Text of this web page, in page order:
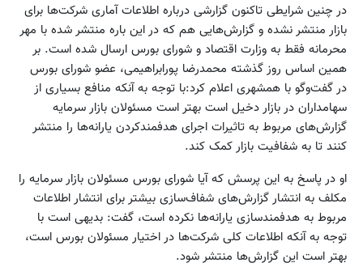
در چنین شرایطی تاکنون گزارشی درباره اطلاعات آماری شرکت‌ها برای
بازار منتشر نشده و گزارش‌هایی هم که در این باره منتشر شده با مهر
محرمانه فقط به وزارت اقتصاد و شورای بورس ارسال شده است. بر
همین اساس روز گذشته محمدرضا پورابراهیمی، عضو شورای بورس
در گفت‌وگو با همشهری اعلام کرد:با توجه به آنکه منافع بسیاری از
سهامداران در بازار دخیل است بهتر است مسئولان بازار سرمایه
گزارش‌های مربوط به تاثیرات اجرای هدفمندکردن یارانه‌ها را منتشر
کنند تا به شفافیت بازار کمک کند.
او در پاسخ به این پرسش که آیا شورای بورس مسئولان بازار سرمایه را
مکلف به انتشار گزارش‌های شفاف‌سازی‌ بیشتر برای انتشار اطلاعات
مربوط به هدفمند‌سازی‌ یارانه‌ها نکرده است، گفت: بدیهی است با
توجه به آنکه اطلاعات کلی شرکت‌ها در اختیار مسئولان بورس است،
بهتر است این گزارش‌ها منتشر شود.